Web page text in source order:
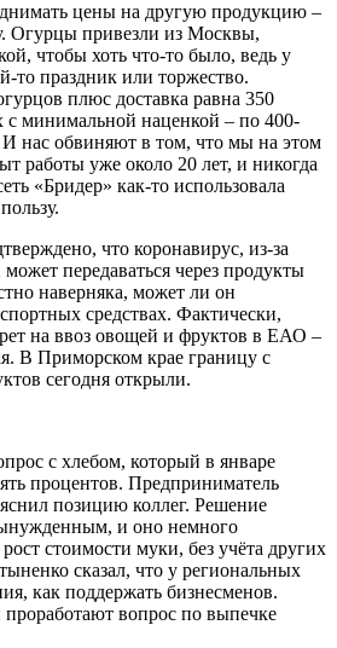
цены на другую продукцию –
Огурцы привезли из Москвы,
чтобы хоть что-то было, ведь у
то праздник или торжество.
плюс доставка равна 350
минимальной наценкой – по 400-
нас обвиняют в том, что мы на этом
работы уже около 20 лет, и никогда
«Бридер» как-то использовала
что коронавирус, из-за
передаваться через продукты
наверняка, может ли он
средствах. Фактически,
на ввоз овощей и фруктов в ЕАО –
В Приморском крае границу с
сегодня открыли.
с хлебом, который в январе
процентов. Предприниматель
позицию коллег. Решение
и оно немного
стоимости муки, без учёта других
сказал, что у региональных
как поддержать бизнесменов.
вопрос по выпечке